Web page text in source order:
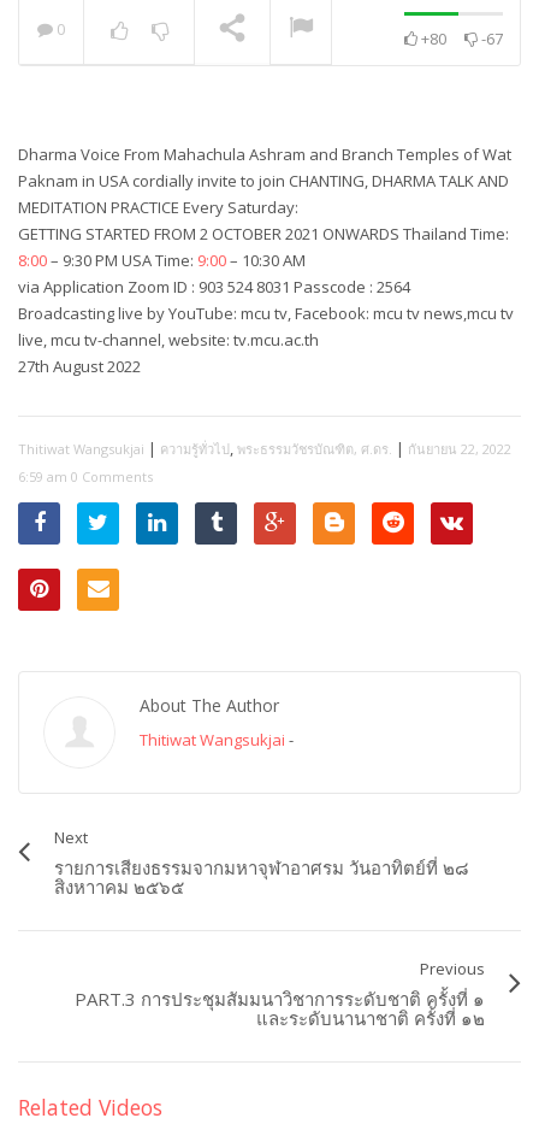
0 +80 -67
Dharma Voice From Mahachula Ashram and Branch Temples of Wat
Paknam in USA cordially invite to join CHANTING, DHARMA TALK AND
MEDITATION PRACTICE Every Saturday:
GETTING STARTED FROM 2 OCTOBER 2021 ONWARDS Thailand Time:
8:00– 9:30 PM USA Time: 9:00– 10:30 AM
via Application Zoom ID : 903 524 8031 Passcode : 2564
Broadcasting live by YouTube: mcu tv, Facebook: mcu tv news,mcu tv
live, mcu tv-channel, website: tv.mcu.ac.th
27th August 2022
Thitiwat Wangsukjai | ความรู้ทั่วไป, พระธรรมวัชรบัณฑิต, ศ.ดร. | กันยายน 22, 2022
6:59 am 0 Comments
About The Author
Thitiwat Wangsukjai -
Next
รายการเสียงธรรมจากมหาจุฬาอาศรม วันอาทิตย์ที่ ๒๘
สิงหาาคม ๒๕๖๕
Previous
PART.3 การประชุมสัมมนาวิชาการระดับชาติ ครั้งที่ ๑
และระดับนานาชาติ ครั้งที่ ๑๒
Related Videos